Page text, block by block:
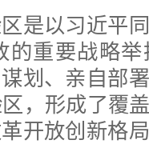
以习近平同
的重要战略
划、亲自部
，形成了覆
开放创新格